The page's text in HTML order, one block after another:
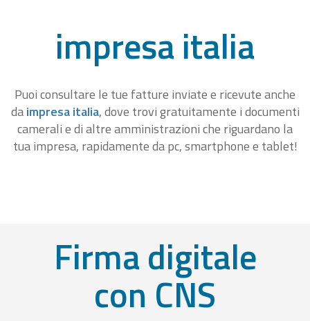
impresa italia
Puoi consultare le tue fatture inviate e ricevute anche
daimpresa italia, dove trovi gratuitamente i documenti
camerali e di altre amministrazioni che riguardano la
tua impresa, rapidamente da pc, smartphone e tablet!
Firma digitale
con CNS